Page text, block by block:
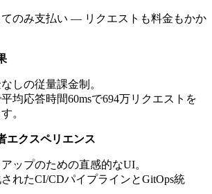
のみ支払い — リクエストも料金もかか
しの従量課金制。
均応答時間60msで694万リクエストを
。
エクスペリエンス
ップのための直感的なUI。
れたCI/CDパイプラインとGitOps統